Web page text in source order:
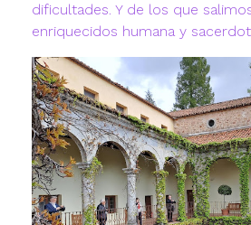
dificultades. Y de los que
enriquecidos humana y